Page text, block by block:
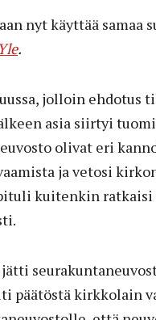
nyt käyttää samaa
Yle.
jolloin ehdotus
asia siirtyi
olivat eri
ja vetosi
kuitenkin ratkaisi
jätti
päätöstä kirkkolain